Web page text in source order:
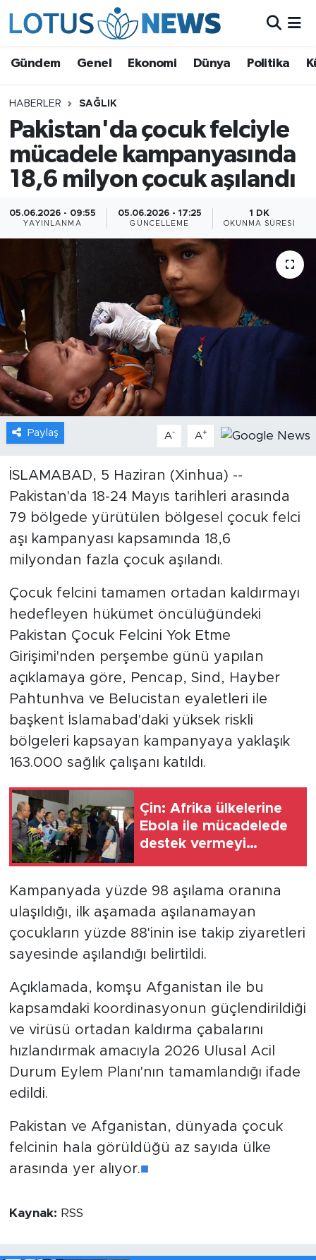
Gündem Genel Ekonomi Dünya Politika
HABERLER SAĞLIK
Pakistan'da çocuk felciyle
mücadele kampanyasında
18,6 milyon çocuk aşılandı
05.06.2026 - 09:55
YAYINLANMA
05.06.2026 - 17:25
GÜNCELLEME
1 DK
OKUNMA SÜRESI
Paylaş A- A+
İSLAMABAD, 5 Haziran (Xinhua) --
Pakistan'da 18-24 Mayıs tarihleri arasında
79 bölgede yürütülen bölgesel çocuk felci
aşı kampanyası kapsamında 18,6
milyondan fazla çocuk aşılandı.
Çocuk felcini tamamen ortadan kaldırmayı
hedefleyen hükümet öncülüğündeki
Pakistan Çocuk Felcini Yok Etme
Girişimi'nden perşembe günü yapılan
açıklamaya göre, Pencap, Sind, Hayber
Pahtunhva ve Belucistan eyaletleri ile
başkent İslamabad'daki yüksek riskli
bölgeleri kapsayan kampanyaya yaklaşık
163.000 sağlık çalışanı katıldı.
Çin: Afrika ülkelerine
Ebola ile mücadelede
destek vermeyi
Kampanyada yüzde 98 aşılama oranına
ulaşıldığı, ilk aşamada aşılanamayan
çocukların yüzde 88'inin ise takip ziyaretleri
sayesinde aşılandığı belirtildi.
Açıklamada, komşu Afganistan ile bu
kapsamdaki koordinasyonun güçlendirildiği
ve virüsü ortadan kaldırma çabalarını
hızlandırmak amacıyla 2026 Ulusal Acil
Durum Eylem Planı'nın tamamlandığı ifade
edildi.
Pakistan ve Afganistan, dünyada çocuk
felcinin hala görüldüğü az sayıda ülke
arasında yer alıyor.■
Kaynak: RSS
Ekonomi
Dünya
Politika
Bilim ve Teknoloji
Çin Fuarları
Gündem
Video
Sağlık
Xinhua Türkiye
Seyahat